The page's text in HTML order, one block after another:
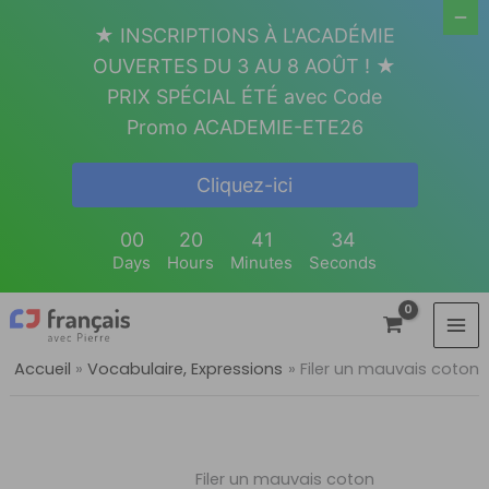
Accueil Vocabulaire, Expressions Filer un mauvais coton
Filer un mauvais coton
★ INSCRIPTIONS À L'ACADÉMIE
OUVERTES DU 3 AU 8 AOÛT ! ★
PRIX SPÉCIAL ÉTÉ avec Code
Promo ACADEMIE-ETE26
Cliquez-ici
00
Days
20
Hours
41
Minutes
34
Seconds